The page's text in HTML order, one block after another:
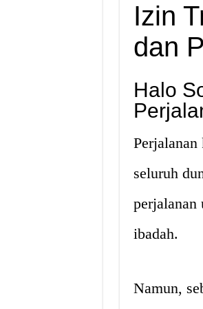
Izin
dan
Halo
seluruh
perjalanan
ibadah.
Namun,